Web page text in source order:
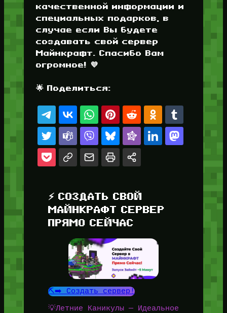
качественной информации и
специальных подарков, в
случае если Вы будете
создавать свой сервер
Майнкрафт. Спасибо Вам
огромное! 💜
🌟 Поделиться:
⚡ СОЗДАТЬ СВОЙ
МАЙНКРАФТ СЕРВЕР
ПРЯМО СЕЙЧАС
⛏️➡️ Создать сервер!
💡Летние Каникулы — Идеальное